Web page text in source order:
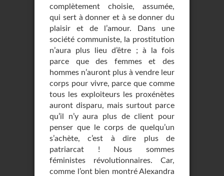
complètement choisie, assumée,
qui sert à donner et à se donner du
plaisir et de l’amour. Dans une
société communiste, la prostitution
n’aura plus lieu d’être ; à la fois
parce que des femmes et des
hommes n’auront plus à vendre leur
corps pour vivre, parce que comme
tous les exploiteurs les proxénètes
auront disparu, mais surtout parce
qu’il n’y aura plus de client pour
penser que le corps de quelqu’un
s’achète, c’est à dire plus de
patriarcat ! Nous sommes
féministes révolutionnaires. Car,
comme l’ont bien montré Alexandra